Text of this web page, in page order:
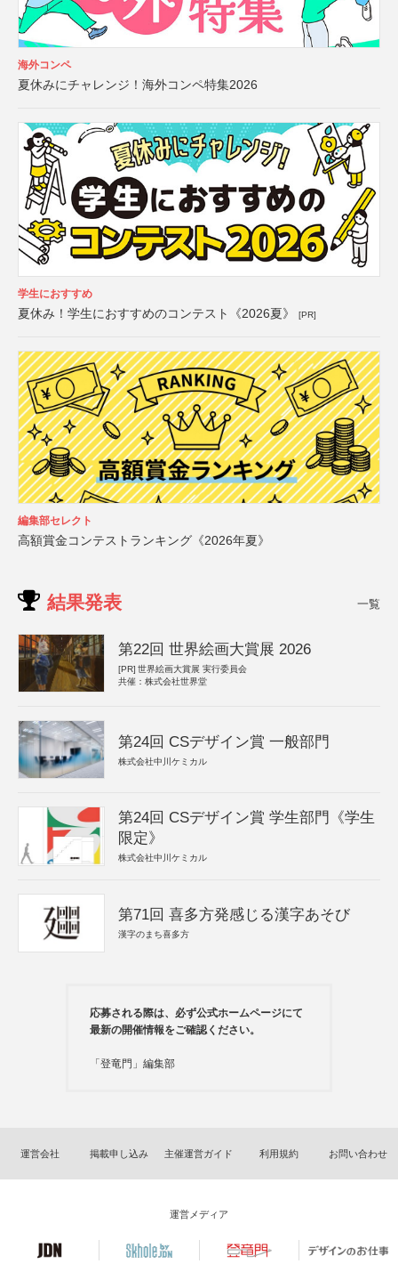
海外コンペ
夏休みにチャレンジ！海外コンペ特集2026
学生におすすめ
夏休み！学生におすすめのコンテスト《2026夏》 [PR]
編集部セレクト
高額賞金コンテストランキング《2026年夏》
結果発表 一覧
第22回 世界絵画大賞展 2026
[PR] 世界絵画大賞展 実行委員会
共催：株式会社世界堂
第24回 CSデザイン賞 一般部門
株式会社中川ケミカル
第24回 CSデザイン賞 学生部門《学生
限定》
株式会社中川ケミカル
第71回 喜多方発感じる漢字あそび
漢字のまち喜多方
応募される際は、必ず公式ホームページにて
最新の開催情報をご確認ください。
「登竜門」編集部
運営会社 掲載申し込み 主催運営ガイド 利用規約 お問い合わせ
運営メディア